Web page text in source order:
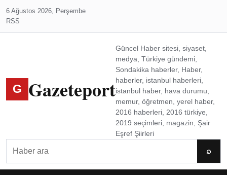
6 Ağustos 2026, Perşembe
RSS
G Gazeteport
Güncel Haber sitesi, siyaset,
medya, Türkiye gündemi,
Sondakika haberler, Haber,
haberler, istanbul haberleri,
istanbul haber, hava durumu,
memur, öğretmen, yerel haber,
2016 haberleri, 2016 türkiye,
2019 seçimleri, magazin, Şair
Eşref Şiirleri
⌕